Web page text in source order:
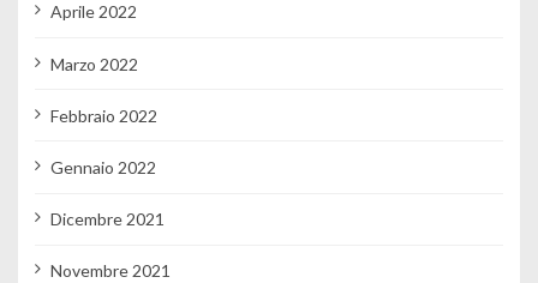
Aprile 2022
Marzo 2022
Febbraio 2022
Gennaio 2022
Dicembre 2021
Novembre 2021